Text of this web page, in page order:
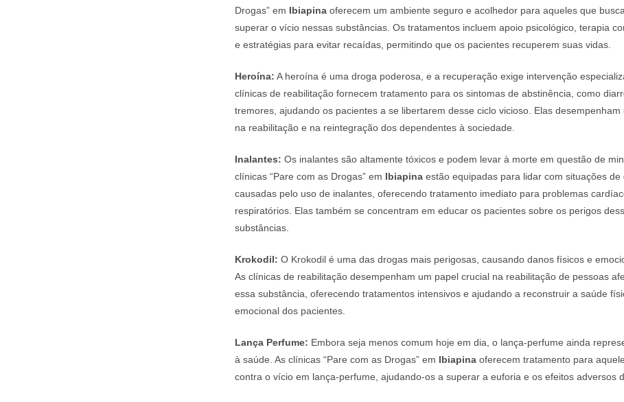
Drogas” em Ibiapina oferecem um ambiente seguro e acolhedor para aqueles que
superar o vício nessas substâncias. Os tratamentos incluem apoio psicológico, terapia
e estratégias para evitar recaídas, permitindo que os pacientes recuperem suas vidas.
Heroína: A heroína é uma droga poderosa, e a recuperação exige intervenção
clínicas de reabilitação fornecem tratamento para os sintomas de abstinência, como
tremores, ajudando os pacientes a se libertarem desse ciclo vicioso. Elas desempenham
na reabilitação e na reintegração dos dependentes à sociedade.
Inalantes: Os inalantes são altamente tóxicos e podem levar à morte em questão de
clínicas “Pare com as Drogas” em Ibiapina estão equipadas para lidar com situações de
causadas pelo uso de inalantes, oferecendo tratamento imediato para problemas
respiratórios. Elas também se concentram em educar os pacientes sobre os perigos
substâncias.
Krokodil: O Krokodil é uma das drogas mais perigosas, causando danos físicos e
As clínicas de reabilitação desempenham um papel crucial na reabilitação de pessoas
essa substância, oferecendo tratamentos intensivos e ajudando a reconstruir a saúde
emocional dos pacientes.
Lança Perfume: Embora seja menos comum hoje em dia, o lança-perfume ainda
à saúde. As clínicas “Pare com as Drogas” em Ibiapina oferecem tratamento para
contra o vício em lança-perfume, ajudando-os a superar a euforia e os efeitos adversos